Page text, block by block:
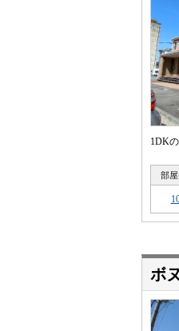
1DK
部
ボ